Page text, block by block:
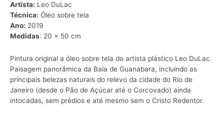
Artista: Leo DuLac
Técnica: Óleo sobre tela
Ano: 2019
Medidas: 20 x 50 cm
Pintura original a óleo sobre tela do artista plástico Leo DuLac.
Paisagem panorâmica da Baía de Guanabara, incluindo as
principais belezas naturais do relevo da cidade do Rio de
Janeiro (desde o Pão de Açúcar até o Corcovado) ainda
intocadas, sem prédios e até mesmo sem o Cristo Redentor.